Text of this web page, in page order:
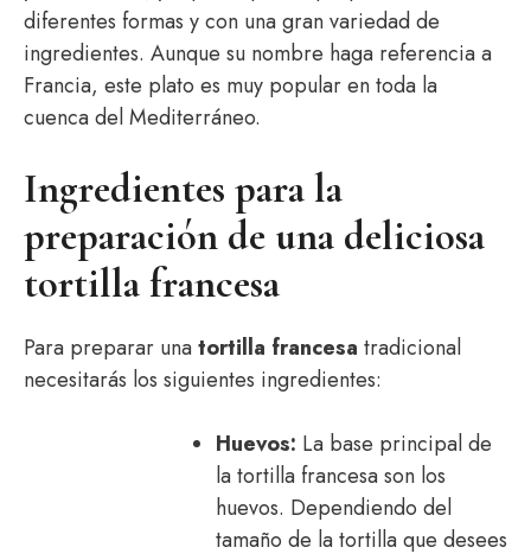
diferentes formas y con una gran variedad de
ingredientes. Aunque su nombre haga referencia a
Francia, este plato es muy popular en toda la
cuenca del Mediterráneo.
Ingredientes para la
preparación de una deliciosa
tortilla francesa
Para preparar unatortilla francesa tradicional
necesitarás los siguientes ingredientes:
Huevos: La base principal de
la tortilla francesa son los
huevos. Dependiendo del
tamaño de la tortilla que desees